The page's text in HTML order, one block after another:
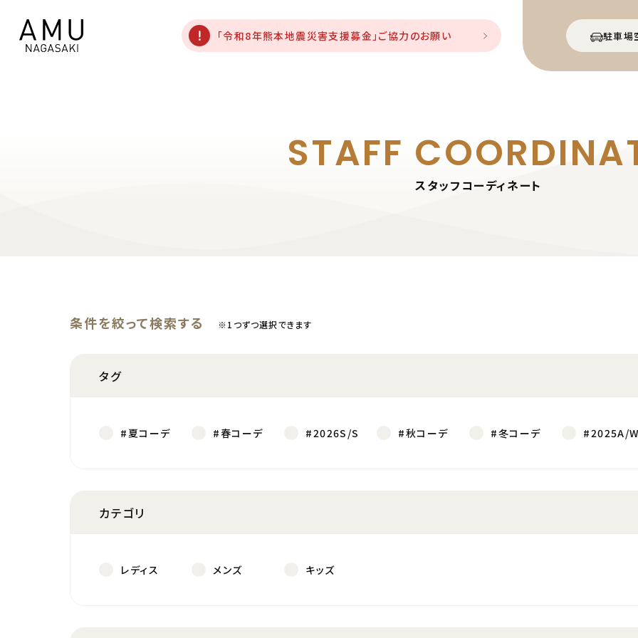
駐車場
「令和8年熊本地震災害支援募金」ご協力のお願い
STAFF
スタッフコーディネート
条件を絞って検索する ※1つずつ選択できます
タグ
#夏コーデ #春コーデ #2026S/S #秋コーデ #冬コーデ #2025A/
カテゴリ
レディス メンズ キッズ